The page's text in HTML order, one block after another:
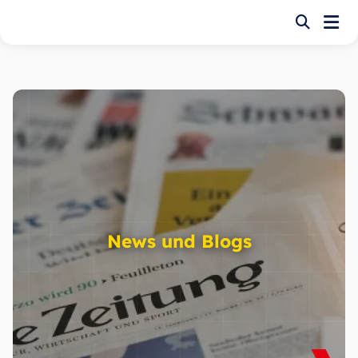
Finden Sie Ihre besten Leistungen
Projekte und Branchen
Sehen Sie sich unser Projektportfolio an
Kontakt
Nehmen Sie Kontakt mit unserem Team auf
Jobs
Gestalte deine Zukunft mit uns! Bewirb dich hier.
Leistungen
News und Blogs